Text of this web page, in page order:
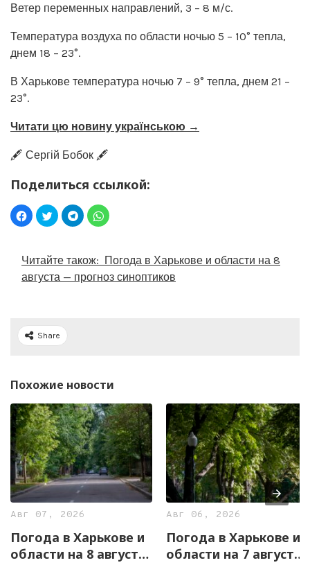
Ветер переменных направлений, 3 – 8 м/с.
Температура воздуха по области ночью 5 – 10° тепла,
днем 18 – 23°.
В Харькове температура ночью 7 – 9° тепла, днем 21 –
23°.
Читати цю новину українською →
🖋️ Сергій Бобок 🖋️
Поделиться ссылкой:
Читайте також: Погода в Харькове и области на 8
августа — прогноз синоптиков
Share
Похожие новости
Авг 07, 2026
Погода в Харькове и
области на 8 августа
Авг 06, 2026
Погода в Харькове и
области на 7 августа